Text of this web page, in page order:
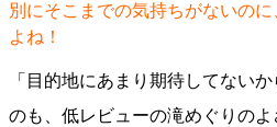
別にそこまでの気持ちがないの
よね！
「目的地にあまり期待してない
のも、低レビューの滝めぐりのよ